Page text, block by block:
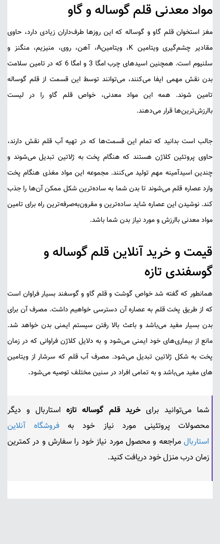
مواد معدنی قلم گوساله و گاو
مغز استخوان قلم گاو و گوساله که این روزها طرف‌داران زیادی دارد، حاوی
مقادیر چشم‌گیری ویتامین K، ویتامینA، آهن، روی، منیزیم، منگنز و
سلنیوم است. همچنین اسیدهای چرب امگا 3 و امگا 6 که در تامین سلامت
بدن نقش مهمی ایفا می‌کنند، می‌توانند توسط این قسمت از قلم گوساله
تامین شوند. همه این مواد معدنی، خواص قلم گاو را در لیست
باارزش‌ترین‌ها قرار می‌دهند.
جالب است بدانید که تمام این قسمت‌ها که در تهیه آب قلم نقش دارند،
حاوی پروتئین کلاژن هستند که هنگام پخت به ژلاتین تبدیل می‌شوند و
چندین اسیدآمینه مهم تولید می‌کنند. مجموعه این مواد مغذی هنگام پخت
وارد عصاره قلم می‌شوند تا بدن شما به ساده‌ترین شکل ممکن آن‌ها را جذب
کند. نوشیدن این عصاره شاید ساده‌ترین و مقرون‌به‌صرفه‌ترین راه برای تامین
مواد معدنی باارزش و مورد نیاز بدن شما باشد.
قیمت و خرید آنلاین قلم گوساله و
گوسفندی تازه
همانطور که گفته شد خواص گوشت و قلم گاو و گوسفند بسیار فراوان است
که از طریق پخت قلم به عصاره آن دسترسی خواهیم داشت. مصرف آن برای
بدن بسیار مفید می‌باشد و باعث بالا رفتن سیستم ایمنی بدن خواهد شد.
مانع از بیمار‌‌ی‌های خود ایمنی می‌شود و به دلایل کلاژن فراوانی که در زمان
پخت به شکل ژلاتین تبدیل می‌شود. مصرف آب قلم که سرشار از ویتامین
های مفید می‌باشد و به تمامی افراد در سنین مختلف توصیه می‌شود.
شما می‌توانید برای خرید قلم گوساله تازهاستاربال و دیگر
محصولات پروتئینی مورد نیاز خود به فروشگاه آنلاین
استاربال مراجعه و محصول مورد نیاز خود را سفارش و در کمترین
زمان درب منزل خود دریافت کنید.